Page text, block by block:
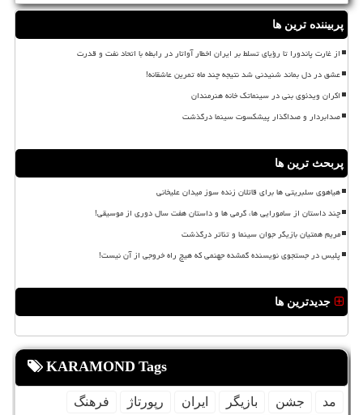
پربیننده ترین ها
از غارت پاندورا تا رؤیای تسلط بر ایران اخطار آواتار در رابطه با اتحاد نفت و قدرت
عشق در دل بماند شنیدنی شد نتیجه چند ماه تمرین عاشقانه!
اکران ویدئوی بنی در سینماتک خانه هنرمندان
صدابردار و صداگذار پیشکسوت سینما درگذشت
پربحث ترین ها
هیاهوی سلبریتی ها برای قاتلان زنده سوز میدان علیخانی
چند داستان از سامورایی ها، گرمی ها و داستان هفت سال دوری از موسیقی!
مریم همتیان بازیگر جوان سینما و تئاتر درگذشت
پلیس در جستجوی نویسنده گمشده جهنمی که هیچ راه خروجی از آن نیست!
جدیدترین ها
KARAMOND Tags
مد جشن بازیگر ایران رپورتاژ
فرهنگ